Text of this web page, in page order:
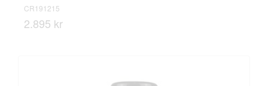
CR191215
2.895 kr